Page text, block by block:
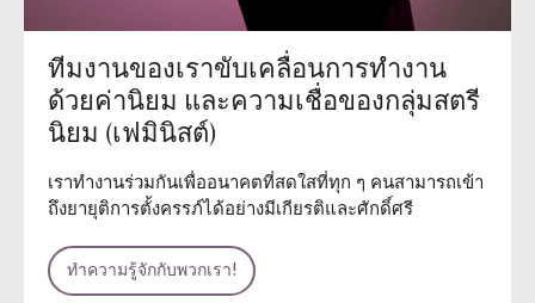
ทีมงานของเราขับเคลื่อนการทำงาน
ด้วยค่านิยม และความเชื่อของกลุ่มสตรี
นิยม (เฟมินิสต์)
เราทำงานร่วมกันเพื่ออนาคตที่สดใสที่ทุก ๆ คนสามารถเข้า
ถึงยายุติการตั้งครรภ์ได้อย่างมีเกียรติและศักดิ์ศรี
ทำความรู้จักกับพวกเรา!